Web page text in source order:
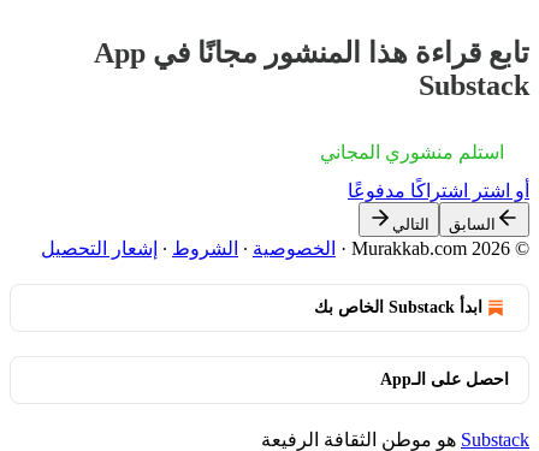
تابع قراءة هذا المنشور مجانًا في App
Substack
استلم منشوري المجاني
أو اشترِ اشتراكًا مدفوعًا
السابق التالي
© 2026 Murakkab.com
· الخصوصية ∙ الشروط ∙ إشعار التحصيل
ابدأ Substack الخاص بك
احصل على الـApp
Substack هو موطن الثقافة الرفيعة